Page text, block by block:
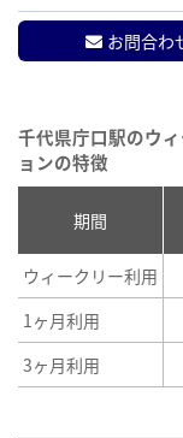
お問合わ
千代県庁口駅のウ
ョンの特徴
期間
ウィークリー利用
1ヶ月利用
3ヶ月利用